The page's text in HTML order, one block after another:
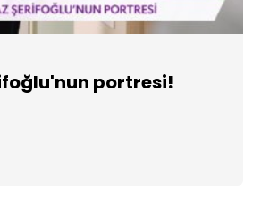
portresi!